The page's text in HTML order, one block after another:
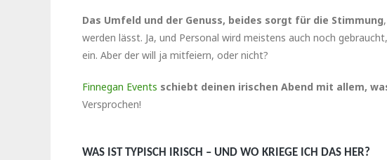
Das Umfeld und der Genuss, beides sorgt für die Stimmung
werden lässt. Ja, und Personal wird meistens auch noch
ein. Aber der will ja mitfeiern, oder nicht?
Finnegan Events schiebt deinen irischen Abend mit allem,
Versprochen!
WAS IST TYPISCH IRISCH – UND WO KRIEGE ICH DAS HER?